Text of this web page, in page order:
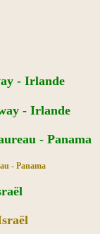
- Irlande
- Panama